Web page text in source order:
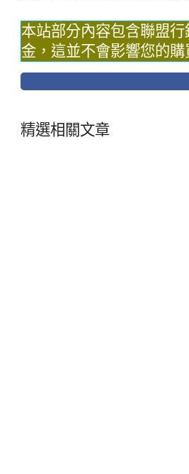
本站部分內容包含聯盟
金，這並不會影響您的
精選相關文章